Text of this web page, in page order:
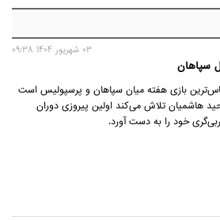
سپاهان
03 شهريور 1404 09:38
بازی هفته میان سپاهان و پرسپولیس است
هاشمیان تلاش می‌کند اولین پیروزی دوران
خود را به دست آورد.